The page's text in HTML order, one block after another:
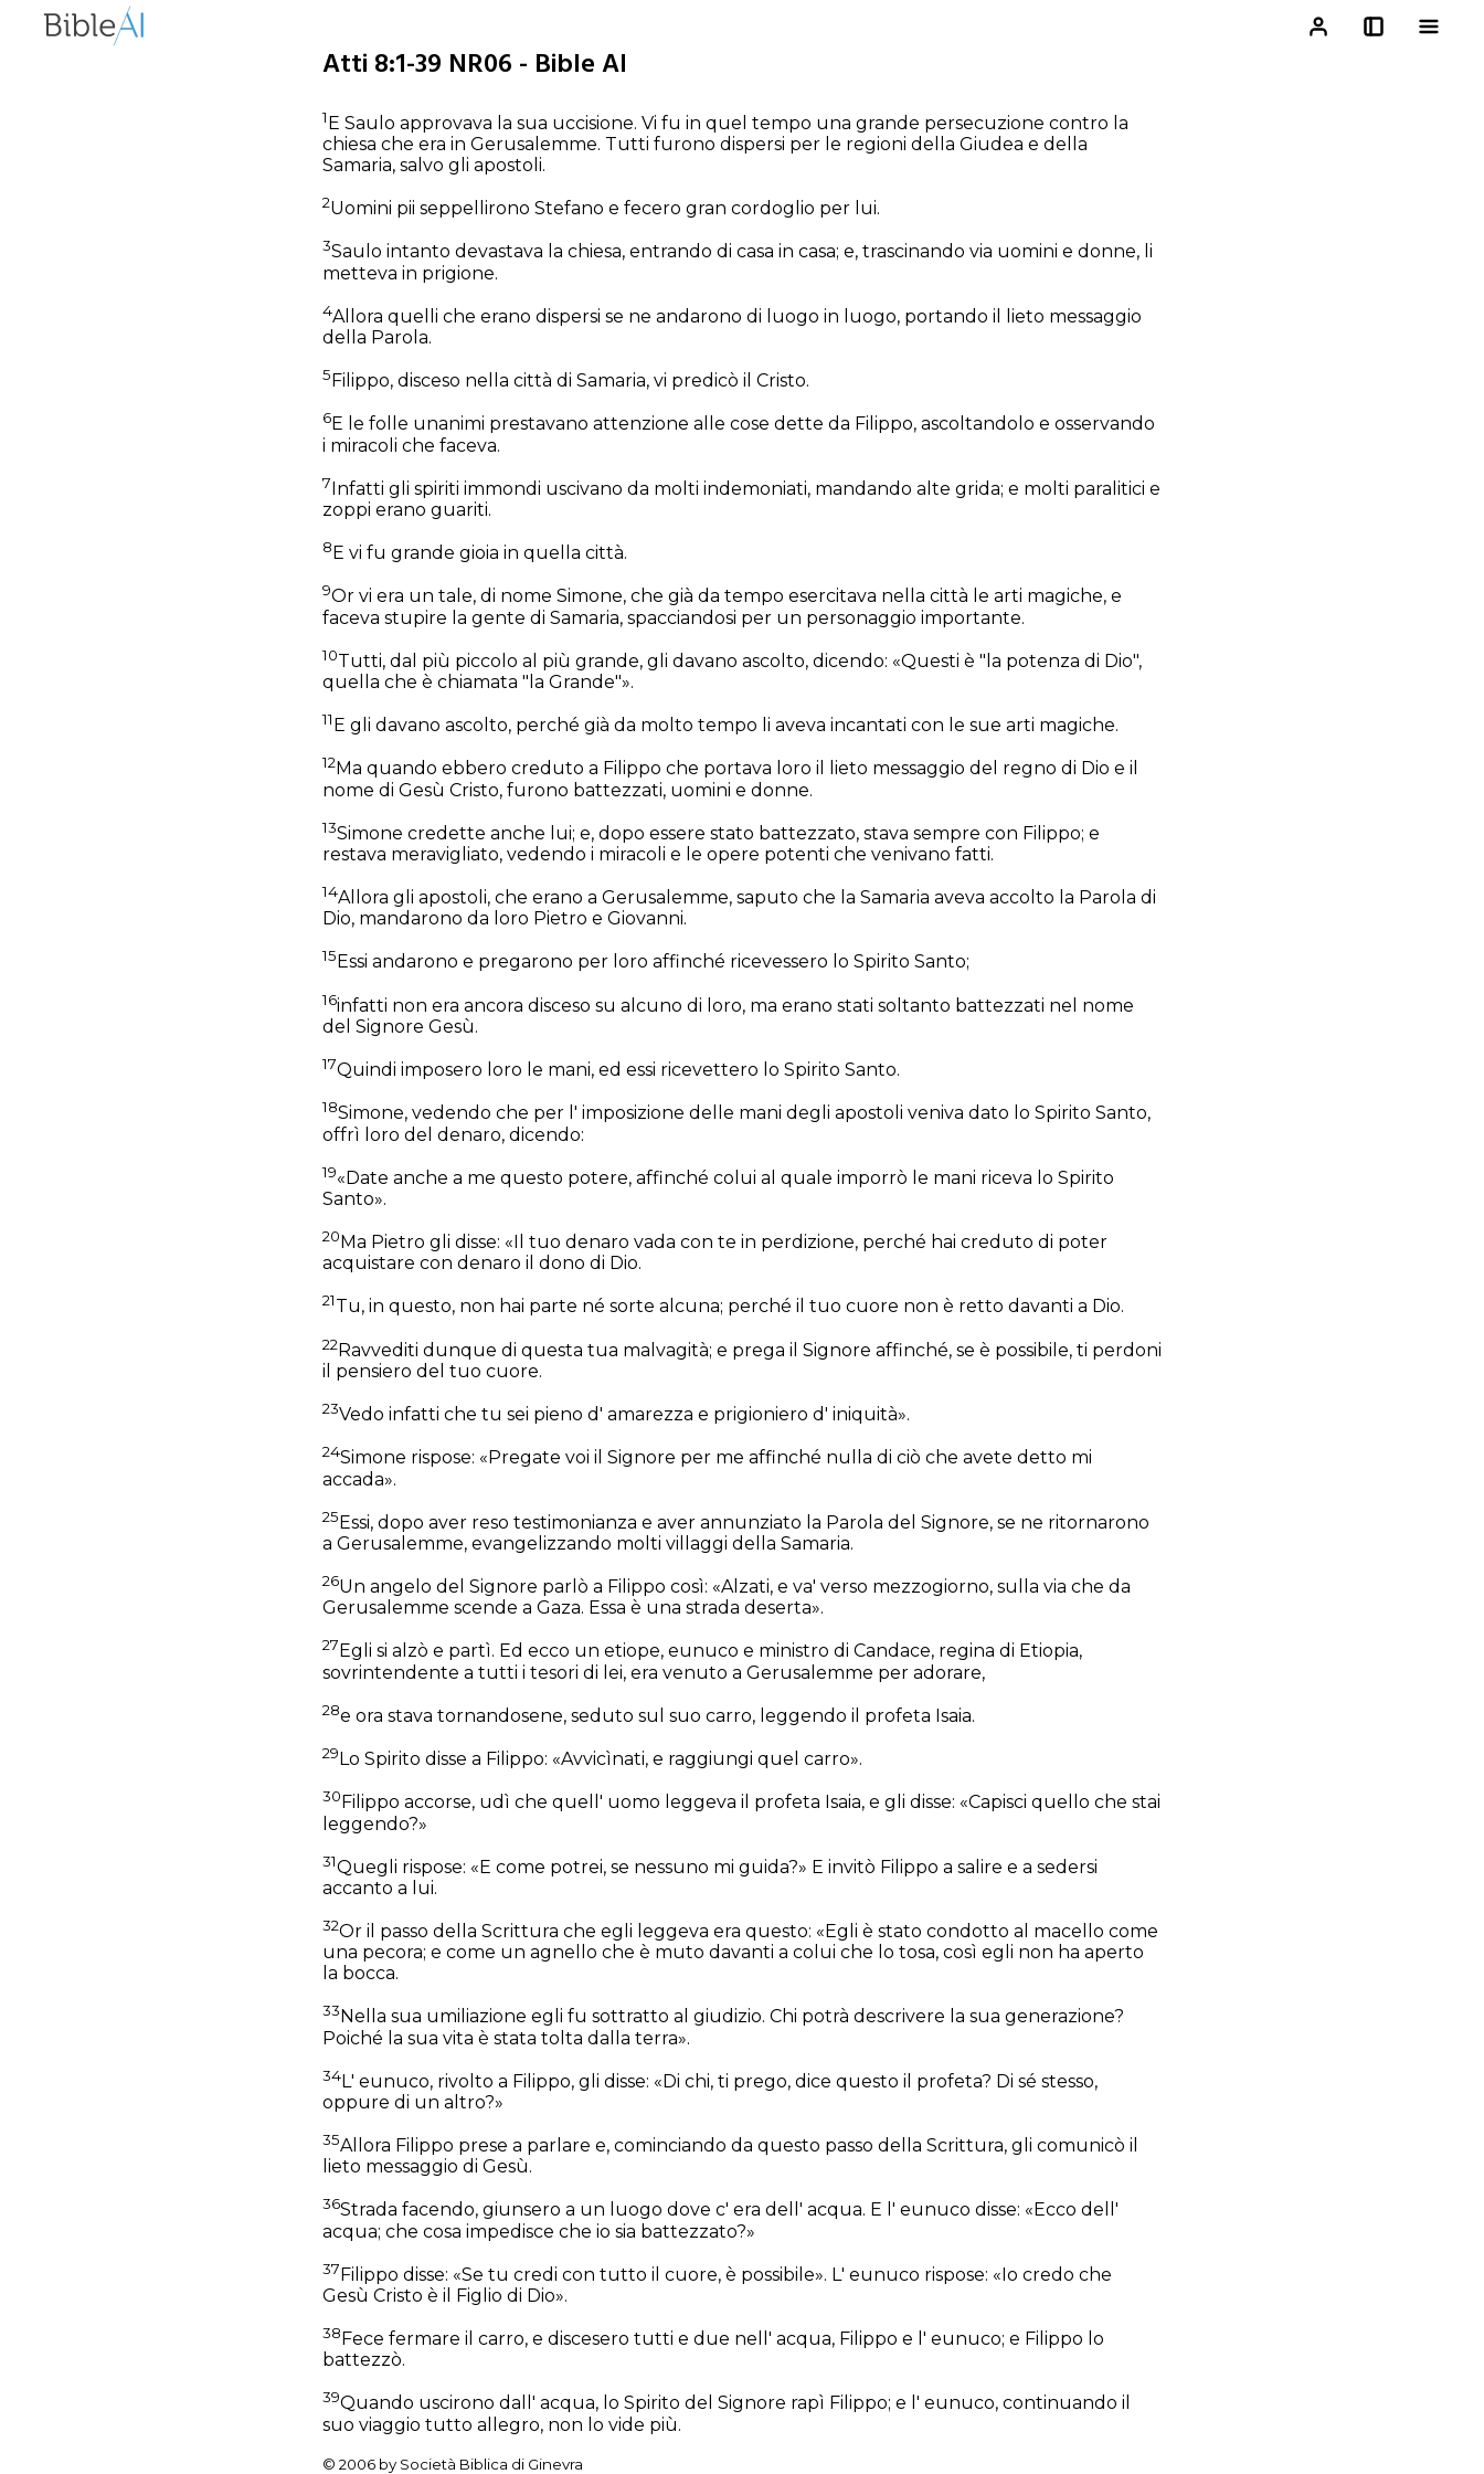
Atti 8:1-39 NR06 - Bible AI
1E Saulo approvava la sua uccisione. Vi fu in quel tempo una grande persecuzione contro la
chiesa che era in Gerusalemme. Tutti furono dispersi per le regioni della Giudea e della
Samaria, salvo gli apostoli.
2Uomini pii seppellirono Stefano e fecero gran cordoglio per lui.
3Saulo intanto devastava la chiesa, entrando di casa in casa; e, trascinando via uomini e donne, li
metteva in prigione.
4Allora quelli che erano dispersi se ne andarono di luogo in luogo, portando il lieto messaggio
della Parola.
5 Filippo, disceso nella città di Samaria, vi predicò il Cristo.
6E le folle unanimi prestavano attenzione alle cose dette da Filippo, ascoltandolo e osservando
i miracoli che faceva.
7Infatti gli spiriti immondi uscivano da molti indemoniati, mandando alte grida; e molti paralitici e
zoppi erano guariti.
8 E vi fu grande gioia in quella città.
9Or vi era un tale, di nome Simone, che già da tempo esercitava nella città le arti magiche, e
faceva stupire la gente di Samaria, spacciandosi per un personaggio importante.
10Tutti, dal più piccolo al più grande, gli davano ascolto, dicendo: «Questi è "la potenza di Dio",
quella che è chiamata "la Grande"».
11 E gli davano ascolto, perché già da molto tempo li aveva incantati con le sue arti magiche.
12Ma quando ebbero creduto a Filippo che portava loro il lieto messaggio del regno di Dio e il
nome di Gesù Cristo, furono battezzati, uomini e donne.
13Simone credette anche lui; e, dopo essere stato battezzato, stava sempre con Filippo; e
restava meravigliato, vedendo i miracoli e le opere potenti che venivano fatti.
14Allora gli apostoli, che erano a Gerusalemme, saputo che la Samaria aveva accolto la Parola di
Dio, mandarono da loro Pietro e Giovanni.
15 Essi andarono e pregarono per loro affinché ricevessero lo Spirito Santo;
16infatti non era ancora disceso su alcuno di loro, ma erano stati soltanto battezzati nel nome
del Signore Gesù.
17Quindi imposero loro le mani, ed essi ricevettero lo Spirito Santo.
18Simone, vedendo che per l' imposizione delle mani degli apostoli veniva dato lo Spirito Santo,
offrì loro del denaro, dicendo:
19«Date anche a me questo potere, affinché colui al quale imporrò le mani riceva lo Spirito
Santo».
20 Ma Pietro gli disse: «Il tuo denaro vada con te in perdizione, perché hai creduto di poter
acquistare con denaro il dono di Dio.
21Tu, in questo, non hai parte né sorte alcuna; perché il tuo cuore non è retto davanti a Dio.
22Ravvediti dunque di questa tua malvagità; e prega il Signore affinché, se è possibile, ti perdoni
il pensiero del tuo cuore.
23Vedo infatti che tu sei pieno d' amarezza e prigioniero d' iniquità».
24Simone rispose: «Pregate voi il Signore per me affinché nulla di ciò che avete detto mi
accada».
25Essi, dopo aver reso testimonianza e aver annunziato la Parola del Signore, se ne ritornarono
a Gerusalemme, evangelizzando molti villaggi della Samaria.
26Un angelo del Signore parlò a Filippo così: «Alzati, e va' verso mezzogiorno, sulla via che da
Gerusalemme scende a Gaza. Essa è una strada deserta».
27 Egli si alzò e partì. Ed ecco un etiope, eunuco e ministro di Candace, regina di Etiopia,
sovrintendente a tutti i tesori di lei, era venuto a Gerusalemme per adorare,
28e ora stava tornandosene, seduto sul suo carro, leggendo il profeta Isaia.
29 Lo Spirito disse a Filippo: «Avvicìnati, e raggiungi quel carro».
30 Filippo accorse, udì che quell' uomo leggeva il profeta Isaia, e gli disse: «Capisci quello che stai
leggendo?»
31Quegli rispose: «E come potrei, se nessuno mi guida?» E invitò Filippo a salire e a sedersi
accanto a lui.
32Or il passo della Scrittura che egli leggeva era questo: «Egli è stato condotto al macello come
una pecora; e come un agnello che è muto davanti a colui che lo tosa, così egli non ha aperto
la bocca.
33 Nella sua umiliazione egli fu sottratto al giudizio. Chi potrà descrivere la sua generazione?
Poiché la sua vita è stata tolta dalla terra».
34L' eunuco, rivolto a Filippo, gli disse: «Di chi, ti prego, dice questo il profeta? Di sé stesso,
oppure di un altro?»
35Allora Filippo prese a parlare e, cominciando da questo passo della Scrittura, gli comunicò il
lieto messaggio di Gesù.
36Strada facendo, giunsero a un luogo dove c' era dell' acqua. E l' eunuco disse: «Ecco dell'
acqua; che cosa impedisce che io sia battezzato?»
37Filippo disse: «Se tu credi con tutto il cuore, è possibile». L' eunuco rispose: «Io credo che
Gesù Cristo è il Figlio di Dio».
38 Fece fermare il carro, e discesero tutti e due nell' acqua, Filippo e l' eunuco; e Filippo lo
battezzò.
39Quando uscirono dall' acqua, lo Spirito del Signore rapì Filippo; e l' eunuco, continuando il
suo viaggio tutto allegro, non lo vide più.
© 2006 by Società Biblica di Ginevra